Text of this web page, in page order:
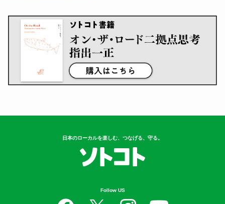
日本のローカルを楽しむ、つなげる、守る。
Follow US